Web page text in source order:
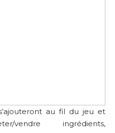
au fil du jeu et
vendre ingrédients,